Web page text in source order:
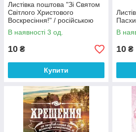
Листівка поштова "Зі Святом
Світлого Христового
Воскресіння!" / російською
мовою
В наявності 3 од.
10 ₴
Купити
В
10 ₴